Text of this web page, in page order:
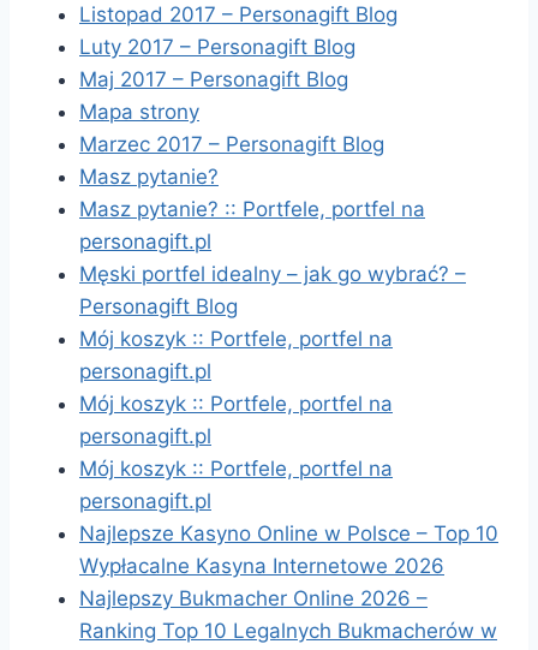
Listopad 2017 – Personagift Blog
Luty 2017 – Personagift Blog
Maj 2017 – Personagift Blog
Mapa strony
Marzec 2017 – Personagift Blog
Masz pytanie?
Masz pytanie? :: Portfele, portfel na
personagift.pl
Męski portfel idealny – jak go wybrać? –
Personagift Blog
Mój koszyk :: Portfele, portfel na
personagift.pl
Mój koszyk :: Portfele, portfel na
personagift.pl
Mój koszyk :: Portfele, portfel na
personagift.pl
Najlepsze Kasyno Online w Polsce – Top 10
Wypłacalne Kasyna Internetowe 2026
Najlepszy Bukmacher Online 2026 –
Ranking Top 10 Legalnych Bukmacherów w